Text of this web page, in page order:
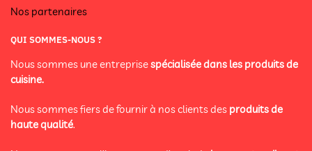
Nos partenaires
QUI SOMMES-NOUS ?
Nous sommes une entreprisespécialisée dans les produits de
cuisine.
Nous sommes fiers de fournir à nos clients des produits de
haute qualité.